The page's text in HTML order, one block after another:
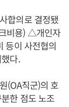
합의로 결정됐
비용) △개인자
등이 사전협의
다.
(OA직군)의 호
한 점도 노조